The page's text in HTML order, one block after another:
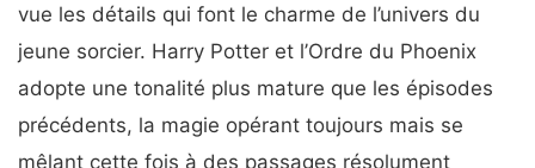
vue les détails qui font le charme de l’univers du
jeune sorcier. Harry Potter et l’Ordre du Phoenix
adopte une tonalité plus mature que les épisodes
précédents, la magie opérant toujours mais se
mêlant cette fois à des passages résolument